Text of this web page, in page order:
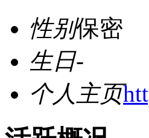
性别保密
生日-
个人主页